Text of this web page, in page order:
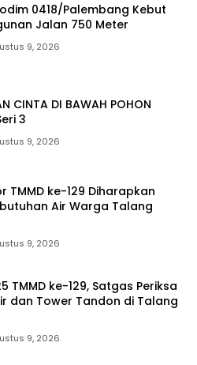
0418/Palembang Kebut
Jalan 750 Meter
9, 2026
CINTA DI BAWAH POHON
3
9, 2026
TMMD ke-129 Diharapkan
Air Warga Talang
9, 2026
TMMD ke-129, Satgas Periksa
dan Tower Tandon di Talang
9, 2026